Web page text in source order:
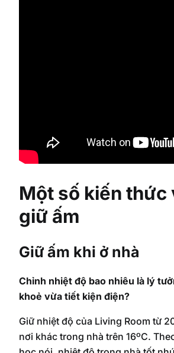
Một số kiến thức
giữ ấm
Giữ ấm khi ở nhà
Chỉnh nhiệt độ bao nhiêu là lý
khoẻ vừa tiết kiện điện?
Giữ nhiệt độ của Living Room từ
nơi khác trong nhà trên 16ºC.